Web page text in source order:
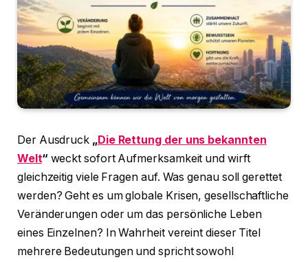
Der Ausdruck „Die Rettung der uns bekannten
Welt“ weckt sofort Aufmerksamkeit und wirft
gleichzeitig viele Fragen auf. Was genau soll gerettet
werden? Geht es um globale Krisen, gesellschaftliche
Veränderungen oder um das persönliche Leben
eines Einzelnen? In Wahrheit vereint dieser Titel
mehrere Bedeutungen und spricht sowohl